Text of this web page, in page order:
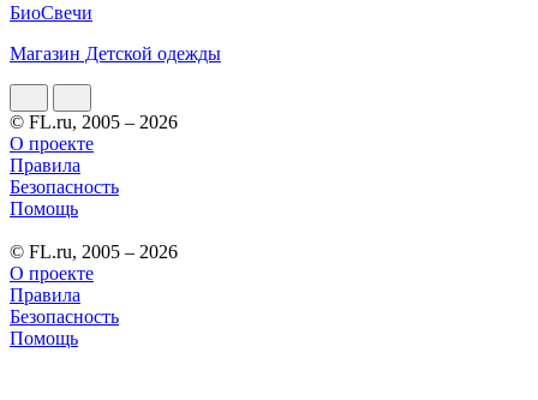
БиоСвечи
Магазин Детской одежды
© FL.ru, 2005 – 2026
О проекте
Правила
Безопасность
Помощь
© FL.ru, 2005 – 2026
О проекте
Правила
Безопасность
Помощь